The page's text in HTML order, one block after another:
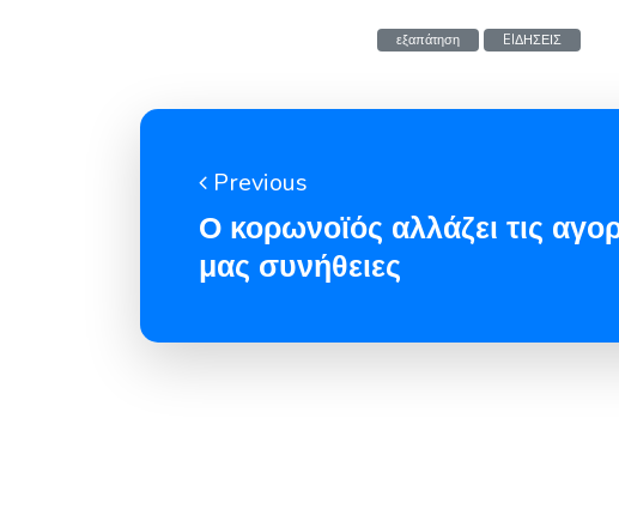
εξαπάτηση EIΔΗΣΕΙΣ
Previous
Ο κορωνοϊός αλλάζει τις
μας συνήθειες